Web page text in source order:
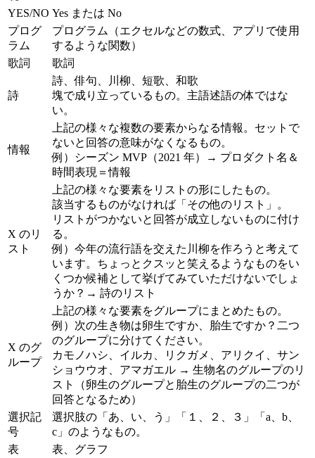
YES/NO Yes または No
プログ
ラム
プログラム（エクセルなどの数式、アプリで使用
するような関数）
歌詞
歌詞
詩
詩、俳句、川柳、短歌、和歌
塊で成り立っているもの。主語述語の体ではな
い。
情報
上記の様々な複数の要素からなる情報。セットで
ないと回答の意味がなくなるもの。
例）シーズン MVP（2021 年）→ プロダクト名＆
時間表現＝情報
X のリ
スト
上記の様々な要素をリストの形にしたもの。
該当するものがなければ「その他のリスト」。
リストがつかないと回答が成立しないものに付け
る。
例）今年の流行語を交えた川柳を作ろうと考えて
います。ちょっとクスッと笑えるようなものをい
くつか候補として挙げてみていただけないでしょ
うか？→ 詩のリスト
X のグ
ループ
上記の様々な要素をグループにまとめたもの。
例）次の生き物は卵生ですか、胎生ですか？二つ
のグループに分けてください。
カモノハシ、イルカ、リクガメ、アリクイ、サン
ショウウオ、アマガエル → 生物名のグループのリ
スト（卵生のグループと胎生のグループの二つが
回答となるため）
選択記
号
選択肢の「あ、い、う」「１、２、３」「a、b、
c」のようなもの。
表
表、グラフ